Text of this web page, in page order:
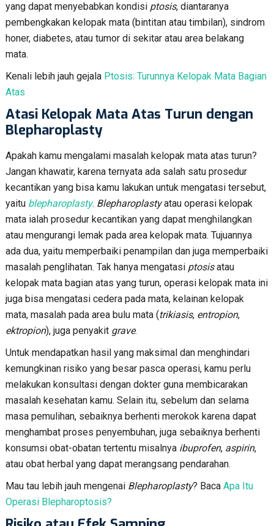
yang dapat menyebabkan kondisi ptosis, diantaranya
pembengkakan kelopak mata (bintitan atau timbilan), sindrom
honer, diabetes, atau tumor di sekitar atau area belakang
mata.
Kenali lebih jauh gejala Ptosis: Turunnya Kelopak Mata Bagian
Atas
Atasi Kelopak Mata Atas Turun dengan
Blepharoplasty
Apakah kamu mengalami masalah kelopak mata atas turun?
Jangan khawatir, karena ternyata ada salah satu prosedur
kecantikan yang bisa kamu lakukan untuk mengatasi tersebut,
yaitu blepharoplasty. Blepharoplastyatau operasi kelopak
mata ialah prosedur kecantikan yang dapat menghilangkan
atau mengurangi lemak pada area kelopak mata. Tujuannya
ada dua, yaitu memperbaiki penampilan dan juga memperbaiki
masalah penglihatan. Tak hanya mengatasi ptosisatau
kelopak mata bagian atas yang turun, operasi kelopak mata ini
juga bisa mengatasi cedera pada mata, kelainan kelopak
mata, masalah pada area bulu mata (trikiasis, entropion,
ektropion), juga penyakit grave.
Untuk mendapatkan hasil yang maksimal dan menghindari
kemungkinan risiko yang besar pasca operasi, kamu perlu
melakukan konsultasi dengan dokter guna membicarakan
masalah kesehatan kamu. Selain itu, sebelum dan selama
masa pemulihan, sebaiknya berhenti merokok karena dapat
menghambat proses penyembuhan, juga sebaiknya berhenti
konsumsi obat-obatan tertentu misalnya ibuprofen, aspirin,
atau obat herbal yang dapat merangsang pendarahan.
Mau tau lebih jauh mengenai Blepharoplasty? Baca Apa Itu
Operasi Blepharoptosis?